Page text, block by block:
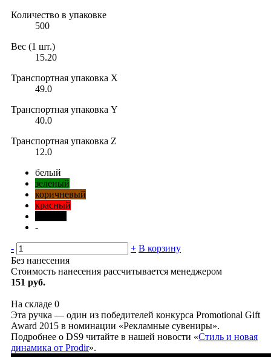
Количество в упаковке
500
Вес (1 шт.)
15.20
Транспортная упаковка X
49.0
Транспортная упаковка Y
40.0
Транспортная упаковка Z
12.0
белый
зеленый
коричневый
красный
-
- + В корзину
Без нанесения
Стоимость нанесения рассчитывается менеджером
151 руб.
На складе 0
Эта ручка — один из победителей конкурса Promotional Gift
Award 2015 в номинации «Рекламные сувениры».
Подробнее о DS9 читайте в нашей новости «Стиль и новая
динамика от Prodir».